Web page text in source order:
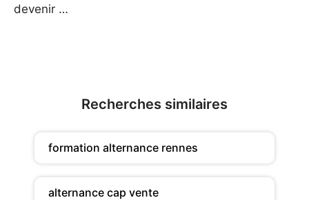
devenir …
Recherches similaires
formation alternance rennes
alternance cap vente